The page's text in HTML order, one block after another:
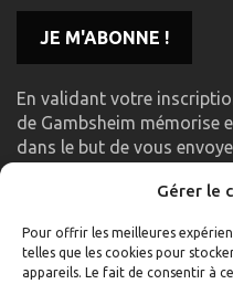
Gérer le
Pour offrir les meilleures
telles que les cookies pour
appareils. Le fait de consentir à
En validant votre
de Gambsheim mémorise
dans le but de vous
LIENS UTILES
Accueil